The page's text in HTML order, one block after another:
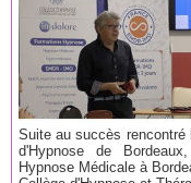
Suite au succès rencontré
d'Hypnose de
Hypnose Médicale à